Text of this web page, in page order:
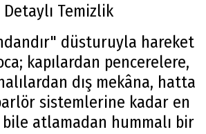
Temizlik
düsturuyla hareket
kapılardan pencerelere,
dış mekâna, hatta
sistemlerine kadar en
atlamadan hummalı bir